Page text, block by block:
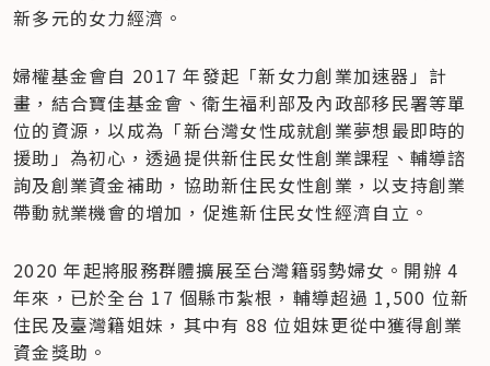
新多元的女力經濟。
婦權基金會自 2017 年發起「新女力創業加速器」計
畫，結合寶佳基金會、衛生福利部及內政部移民署等單
位的資源，以成為「新台灣女性成就創業夢想最即時的
援助」為初心，透過提供新住民女性創業課程、輔導諮
詢及創業資金補助，協助新住民女性創業，以支持創業
帶動就業機會的增加，促進新住民女性經濟自立。
2020 年起將服務群體擴展至台灣籍弱勢婦女。開辦 4
年來，已於全台 17 個縣市紮根，輔導超過 1,500 位新
住民及臺灣籍姐妹，其中有 88 位姐妹更從中獲得創業
資金獎助。